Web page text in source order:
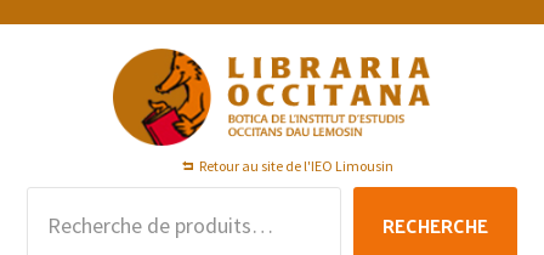
Passer
Passer
Passer
Retour au site de l'IEO Limousin
pour :
RECHERCHE